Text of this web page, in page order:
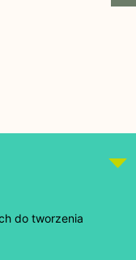
do tworzenia